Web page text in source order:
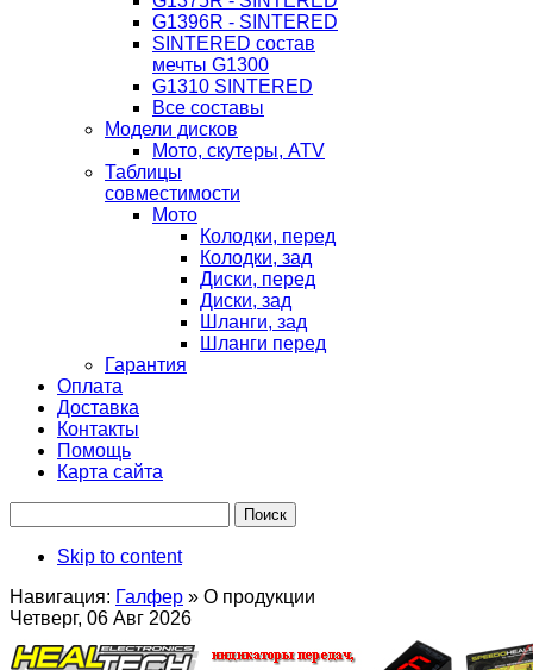
G1396R - SINTERED
SINTERED состав
мечты G1300
G1310 SINTERED
Все составы
Модели дисков
Мото, скутеры, ATV
Таблицы
совместимости
Мото
Колодки, перед
Колодки, зад
Диски, перед
Диски, зад
Шланги, зад
Шланги перед
Гарантия
Оплата
Доставка
Контакты
Помощь
Карта сайта
Skip to content
Навигация: Галфер » О продукции
Четверг, 06 Авг 2026